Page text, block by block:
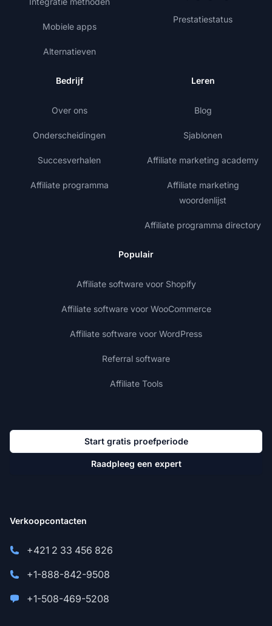
Mobiele apps
Alternatieven
Prestatiestatus
Bedrijf
Over ons
Onderscheidingen
Succesverhalen
Affiliate programma
Leren
Blog
Sjablonen
Affiliate marketing academy
Affiliate marketing
woordenlijst
Affiliate programma directory
Populair
Affiliate software voor Shopify
Affiliate software voor WooCommerce
Affiliate software voor WordPress
Referral software
Affiliate Tools
Start gratis proefperiode
Raadpleeg een expert
Verkoopcontacten
+421 2 33 456 826
+1-888-842-9508
+1-508-469-5208